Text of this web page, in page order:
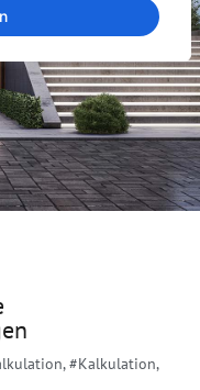
,#Kalkulation,